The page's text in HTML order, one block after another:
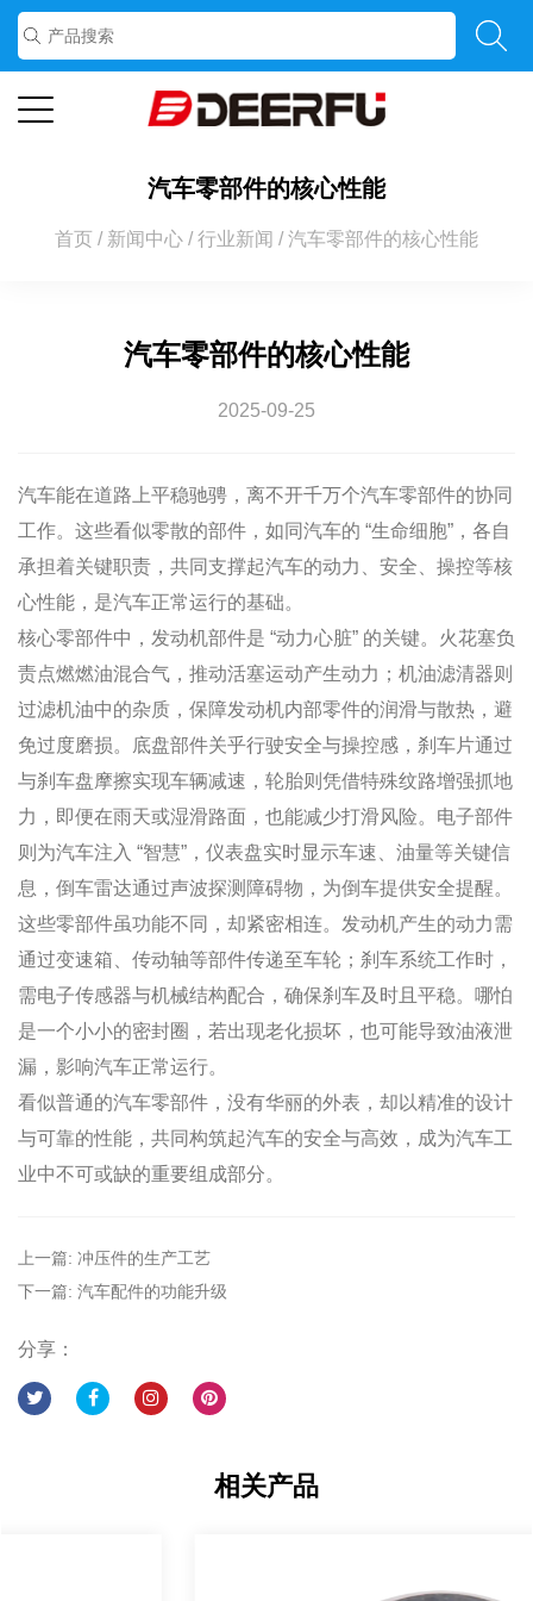
汽车零部件的核心性能
首页 / 新闻中心 /行业新闻 /汽车零部件的核心性能
汽车零部件的核心性能
2025-09-25
汽车能在道路上平稳驰骋，离不开千万个汽车零部件的协同
工作。这些看似零散的部件，如同汽车的 “生命细胞”，各自
承担着关键职责，共同支撑起汽车的动力、安全、操控等核
心性能，是汽车正常运行的基础。
核心零部件中，发动机部件是 “动力心脏” 的关键。火花塞负
责点燃燃油混合气，推动活塞运动产生动力；机油滤清器则
过滤机油中的杂质，保障发动机内部零件的润滑与散热，避
免过度磨损。底盘部件关乎行驶安全与操控感，刹车片通过
与刹车盘摩擦实现车辆减速，轮胎则凭借特殊纹路增强抓地
力，即便在雨天或湿滑路面，也能减少打滑风险。电子部件
则为汽车注入 “智慧”，仪表盘实时显示车速、油量等关键信
息，倒车雷达通过声波探测障碍物，为倒车提供安全提醒。
这些零部件虽功能不同，却紧密相连。发动机产生的动力需
通过变速箱、传动轴等部件传递至车轮；刹车系统工作时，
需电子传感器与机械结构配合，确保刹车及时且平稳。哪怕
是一个小小的密封圈，若出现老化损坏，也可能导致油液泄
漏，影响汽车正常运行。
看似普通的汽车零部件，没有华丽的外表，却以精准的设计
与可靠的性能，共同构筑起汽车的安全与高效，成为汽车工
业中不可或缺的重要组成部分。
上一篇: 冲压件的生产工艺
下一篇: 汽车配件的功能升级
分享：
相关产品